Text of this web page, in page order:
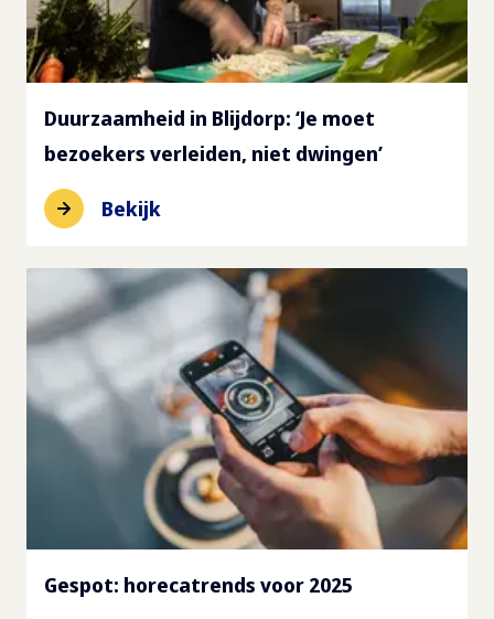
Duurzaamheid in Blijdorp: ‘Je moet
bezoekers verleiden, niet dwingen’
Bekijk
Gespot: horecatrends voor 2025